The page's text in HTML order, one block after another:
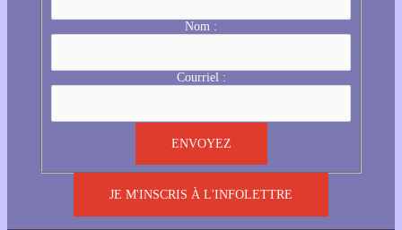
Nom :
Courriel :
JE M'INSCRIS À L'INFOLETTRE